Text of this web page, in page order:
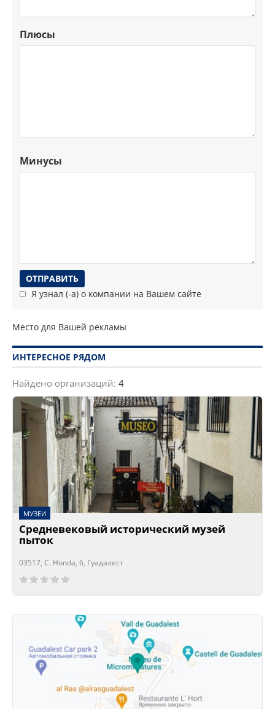
Плюсы
Минусы
Я узнал (-а) о компании на Вашем сайте
Место для Вашей рекламы
ИНТЕРЕСНОЕ РЯДОМ
Найдено организаций: 4
МУЗЕИ
Средневековый исторический музей
пыток
03517, C. Honda, 6, Гуадалест
Сейчас открыто!
Сейчас закрыто!